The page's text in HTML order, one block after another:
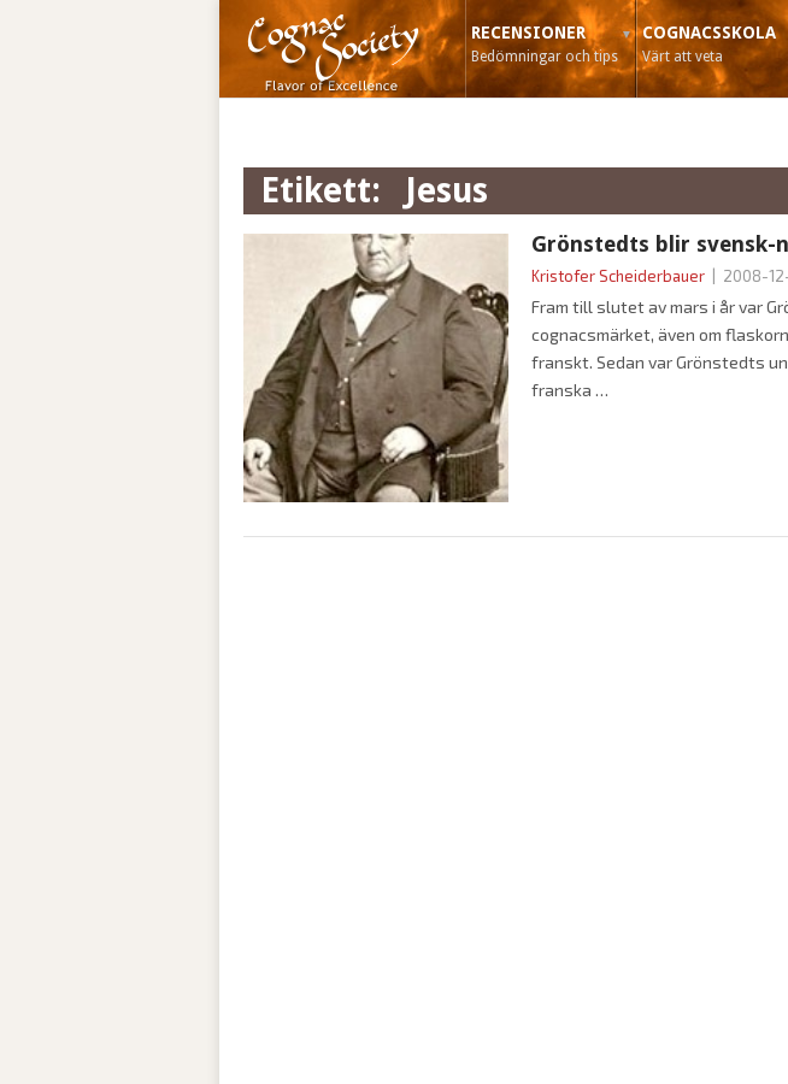
RECENSIONER
Bedömningar och tips
COGNACSSKOLA
Värt att veta
Etikett: jesus
Grönstedts blir svensk-
Kristofer Scheiderbauer 2008-
Fram till slutet av mars i år var
cognacsmärket, även om
franskt. Sedan var Grönstedts
franska